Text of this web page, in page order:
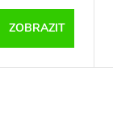
ZOBRAZIT